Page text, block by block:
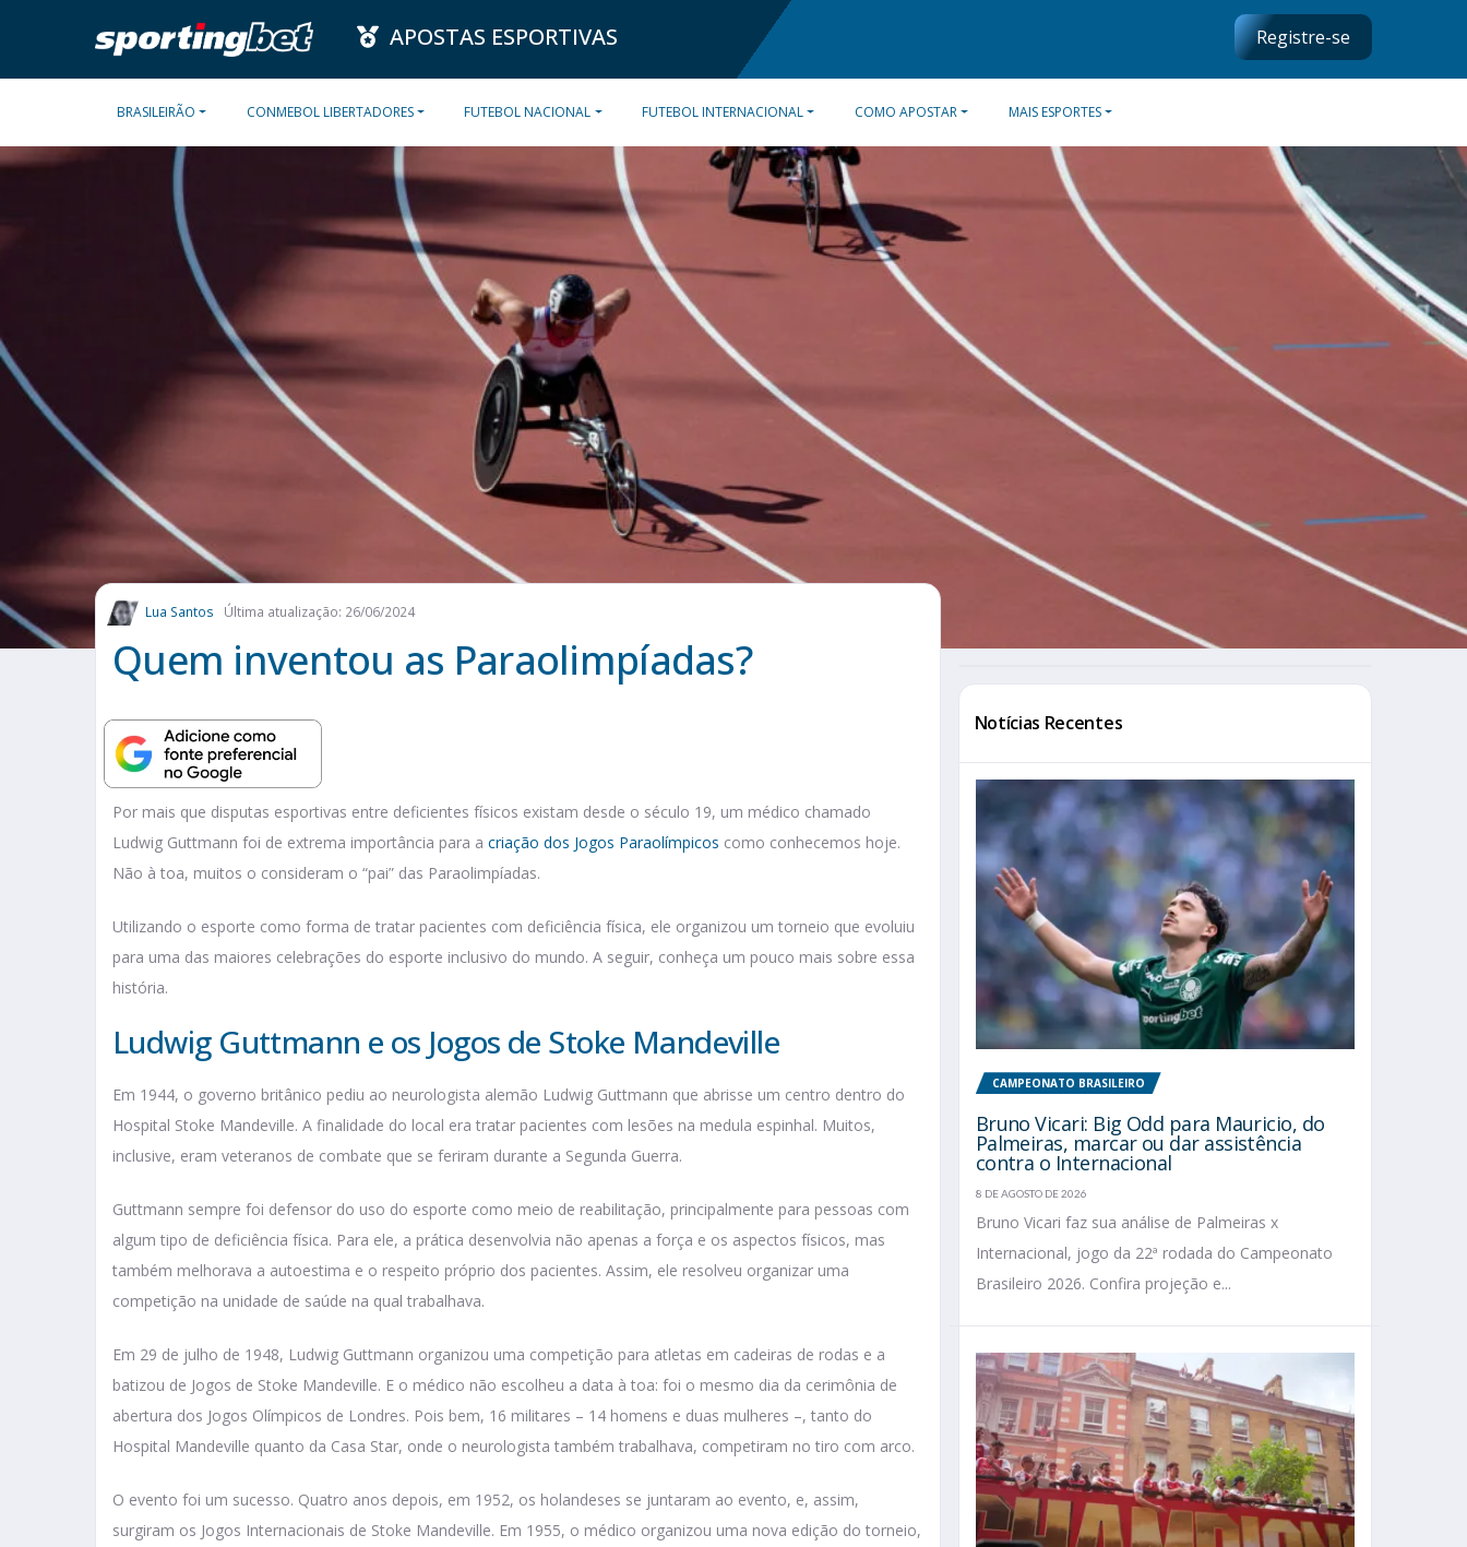
APOSTAS ESPORTIVAS Registre-se
BRASILEIRÃO CONMEBOL LIBERTADORES FUTEBOL NACIONAL FUTEBOL INTERNACIONAL COMO APOSTAR MAIS ESPORTES
Lua Santos Última atualização: 26/06/2024
Quem inventou as Paraolimpíadas?
Por mais que disputas esportivas entre deficientes físicos existam desde o século 19, um médico chamado
Ludwig Guttmann foi de extrema importância para a criação dos Jogos Paraolímpicos como conhecemos hoje.
Não à toa, muitos o consideram o “pai” das Paraolimpíadas.
Utilizando o esporte como forma de tratar pacientes com deficiência física, ele organizou um torneio que evoluiu
para uma das maiores celebrações do esporte inclusivo do mundo. A seguir, conheça um pouco mais sobre essa
história.
Ludwig Guttmann e os Jogos de Stoke Mandeville
Em 1944, o governo britânico pediu ao neurologista alemão Ludwig Guttmann que abrisse um centro dentro do
Hospital Stoke Mandeville. A finalidade do local era tratar pacientes com lesões na medula espinhal. Muitos,
inclusive, eram veteranos de combate que se feriram durante a Segunda Guerra.
Guttmann sempre foi defensor do uso do esporte como meio de reabilitação, principalmente para pessoas com
algum tipo de deficiência física. Para ele, a prática desenvolvia não apenas a força e os aspectos físicos, mas
também melhorava a autoestima e o respeito próprio dos pacientes. Assim, ele resolveu organizar uma
competição na unidade de saúde na qual trabalhava.
Em 29 de julho de 1948, Ludwig Guttmann organizou uma competição para atletas em cadeiras de rodas e a
batizou de Jogos de Stoke Mandeville. E o médico não escolheu a data à toa: foi o mesmo dia da cerimônia de
abertura dos Jogos Olímpicos de Londres. Pois bem, 16 militares – 14 homens e duas mulheres –, tanto do
Hospital Mandeville quanto da Casa Star, onde o neurologista também trabalhava, competiram no tiro com arco.
O evento foi um sucesso. Quatro anos depois, em 1952, os holandeses se juntaram ao evento, e, assim,
surgiram os Jogos Internacionais de Stoke Mandeville. Em 1955, o médico organizou uma nova edição do torneio,
Notícias Recentes
CAMPEONATO BRASILEIRO
Bruno Vicari: Big Odd para Mauricio, do
Palmeiras, marcar ou dar assistência
contra o Internacional
8 DE AGOSTO DE 2026
Bruno Vicari faz sua análise de Palmeiras x
Internacional, jogo da 22ª rodada do Campeonato
Brasileiro 2026. Confira projeção e...